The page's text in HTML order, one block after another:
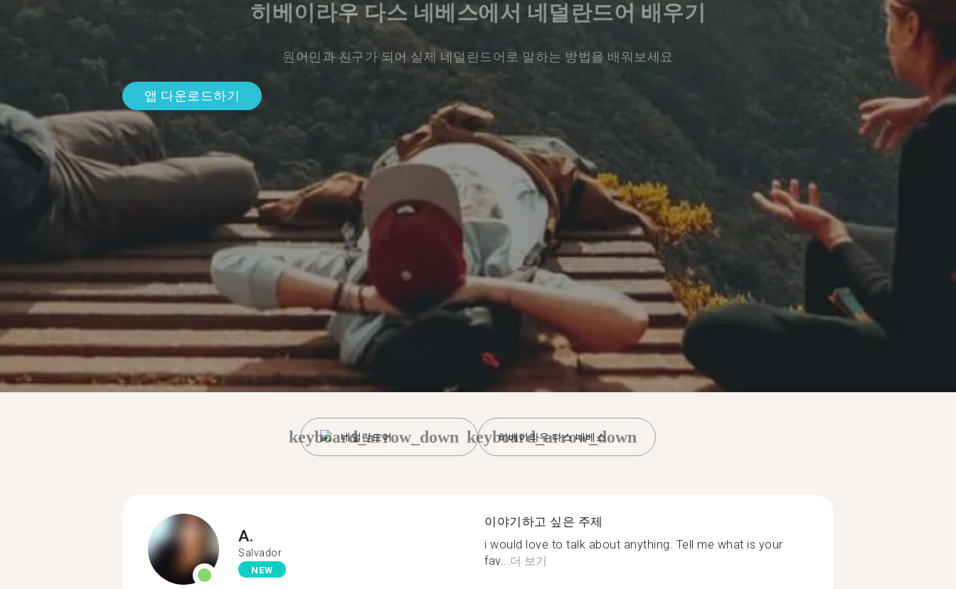
히베이라우 다스 네베스에서 네덜란드어 배우기
원어민과 친구가 되어 실제 네덜란드어로 말하는 방법을 배워보세요
앱 다운로드하기
네덜란드어
keyboard_arrow_down 히베이라우 다스 네베스
keyboard_arrow_down
A.
Salvador
NEW
이야기하고 싶은 주제
i would love to talk about anything. Tell me what is your
fav...더 보기